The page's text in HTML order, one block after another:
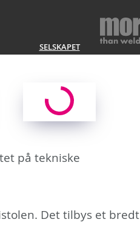
SELSKAPET
på tekniske
Det tilbys et bredt